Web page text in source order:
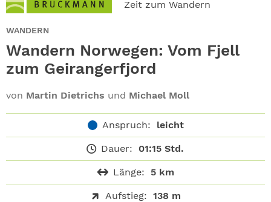
Zeit zum Wandern
WANDERN
Wandern Norwegen: Vom Fjell
zum Geirangerfjord
von Martin Dietrichs und Michael Moll
Anspruch: leicht
Dauer: 01:15 Std.
Länge: 5 km
Aufstieg: 138 m
ABO
GEWINNEN
NEWSLETTER
SHOP